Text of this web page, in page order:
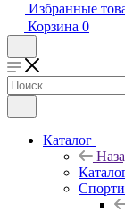
Избранные
Корзина 0
Каталог